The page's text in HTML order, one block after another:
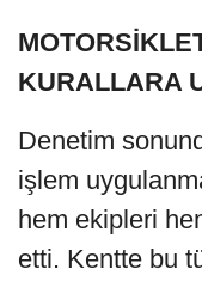
KURALLARA
Denetim
işlem
hem ekipleri
etti. Kentte bu